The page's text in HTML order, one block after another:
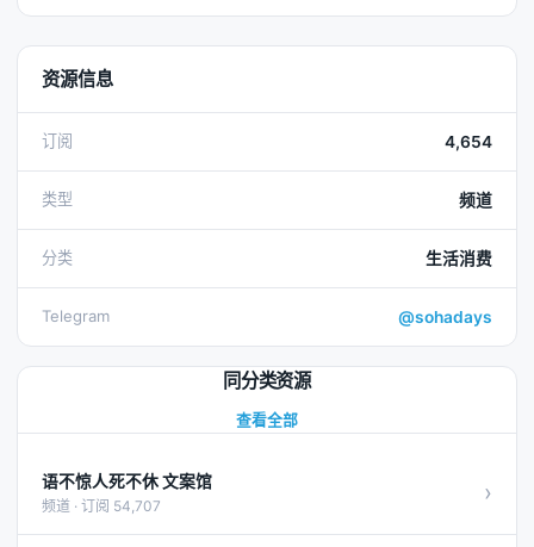
资源信息
订阅 4,654
类型 频道
分类 生活消费
Telegram @sohadays
同分类资源
查看全部
语不惊人死不休 文案馆
频道 · 订阅 54,707 ›